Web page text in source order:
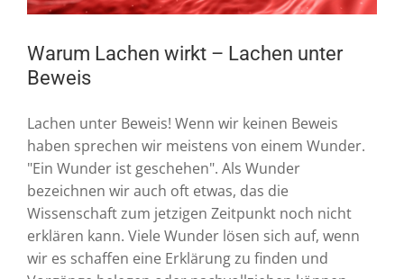
Warum Lachen wirkt – Lachen unter
Beweis
Lachen unter Beweis! Wenn wir keinen Beweis
haben sprechen wir meistens von einem Wunder.
"Ein Wunder ist geschehen". Als Wunder
bezeichnen wir auch oft etwas, das die
Wissenschaft zum jetzigen Zeitpunkt noch nicht
erklären kann. Viele Wunder lösen sich auf, wenn
wir es schaffen eine Erklärung zu finden und